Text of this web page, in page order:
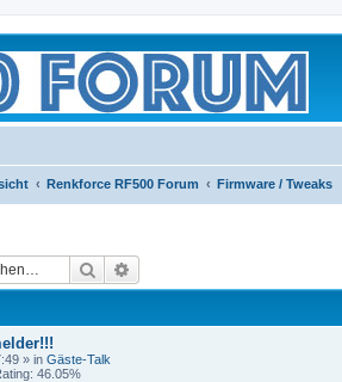
Renkforce RF500 Forum Firmware / Tweaks
Suche
» in Gäste-Talk
46.05%